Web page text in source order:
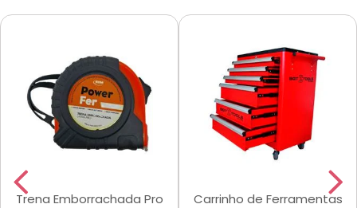
Trena Emborrachada Pro
Carrinho de Ferramentas